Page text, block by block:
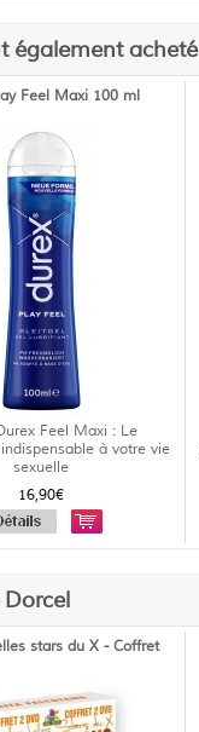
également acheté
Feel Maxi 100 ml
Feel Maxi : Le
à votre vie
sexuelle
16,90€
stars du X - Coffret